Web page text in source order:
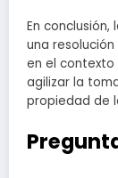
En
una
en el contexto
agilizar la
propiedad de